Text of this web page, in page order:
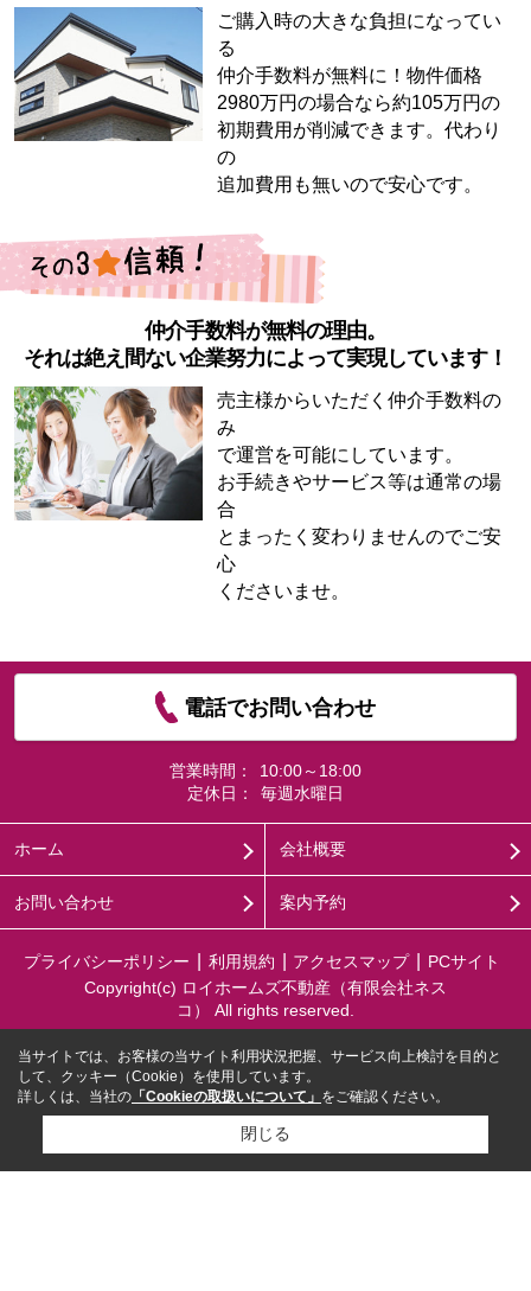
ご購入時の大きな負担になってい
る
仲介手数料が無料に！物件価格
2980万円の場合なら約105万円の
初期費用が削減できます。代わり
の
追加費用も無いので安心です。
仲介手数料が無料の理由。
それは絶え間ない企業努力によって実現しています！
売主様からいただく仲介手数料の
み
で運営を可能にしています。
お手続きやサービス等は通常の場
合
とまったく変わりませんのでご安
心
くださいませ。
電話でお問い合わせ
営業時間：
10:00～18:00
定休日：
毎週水曜日
ホーム 会社概要
お問い合わせ 案内予約
プライバシーポリシー 利用規約 アクセスマップ
PCサイト
Copyright(c) ロイホームズ不動産（有限会社ネス
コ） All rights reserved.
当サイトでは、お客様の当サイト利用状況把握、サービス向上検討を目的と
して、クッキー（Cookie）を使用しています。
詳しくは、当社の 「Cookieの取扱いについて」 をご確認ください。
閉じる